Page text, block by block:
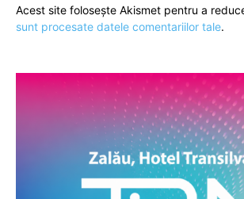
Acest site folosește Akismet pentru a
sunt procesate datele comentariilor tale.